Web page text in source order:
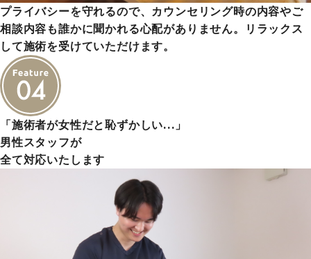
プライバシーを守れるので、カウンセリング時の内容やご
相談内容も誰かに聞かれる心配がありません。リラックス
して施術を受けていただけます。
「施術者が女性だと恥ずかしい…」
男性スタッフが
全て対応いたします